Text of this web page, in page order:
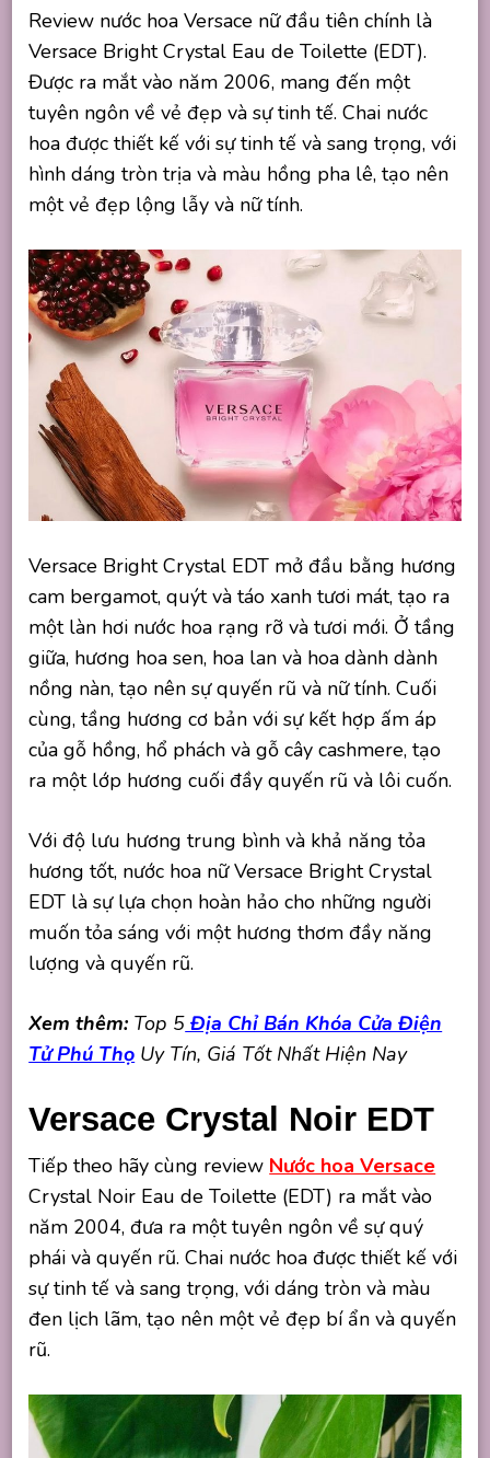
Review nước hoa Versace nữ đầu tiên chính là
Versace Bright Crystal Eau de Toilette (EDT).
Được ra mắt vào năm 2006, mang đến một
tuyên ngôn về vẻ đẹp và sự tinh tế. Chai nước
hoa được thiết kế với sự tinh tế và sang trọng, với
hình dáng tròn trịa và màu hồng pha lê, tạo nên
một vẻ đẹp lộng lẫy và nữ tính.
Versace Bright Crystal EDT mở đầu bằng hương
cam bergamot, quýt và táo xanh tươi mát, tạo ra
một làn hơi nước hoa rạng rỡ và tươi mới. Ở tầng
giữa, hương hoa sen, hoa lan và hoa dành dành
nồng nàn, tạo nên sự quyến rũ và nữ tính. Cuối
cùng, tầng hương cơ bản với sự kết hợp ấm áp
của gỗ hồng, hổ phách và gỗ cây cashmere, tạo
ra một lớp hương cuối đầy quyến rũ và lôi cuốn.
Với độ lưu hương trung bình và khả năng tỏa
hương tốt, nước hoa nữ Versace Bright Crystal
EDT là sự lựa chọn hoàn hảo cho những người
muốn tỏa sáng với một hương thơm đầy năng
lượng và quyến rũ.
Xem thêm: Top 5 Địa Chỉ Bán Khóa Cửa Điện
Tử Phú Thọ Uy Tín, Giá Tốt Nhất Hiện Nay
Versace Crystal Noir EDT
Tiếp theo hãy cùng review Nước hoa Versace
Crystal Noir Eau de Toilette (EDT) ra mắt vào
năm 2004, đưa ra một tuyên ngôn về sự quý
phái và quyến rũ. Chai nước hoa được thiết kế với
sự tinh tế và sang trọng, với dáng tròn và màu
đen lịch lãm, tạo nên một vẻ đẹp bí ẩn và quyến
rũ.